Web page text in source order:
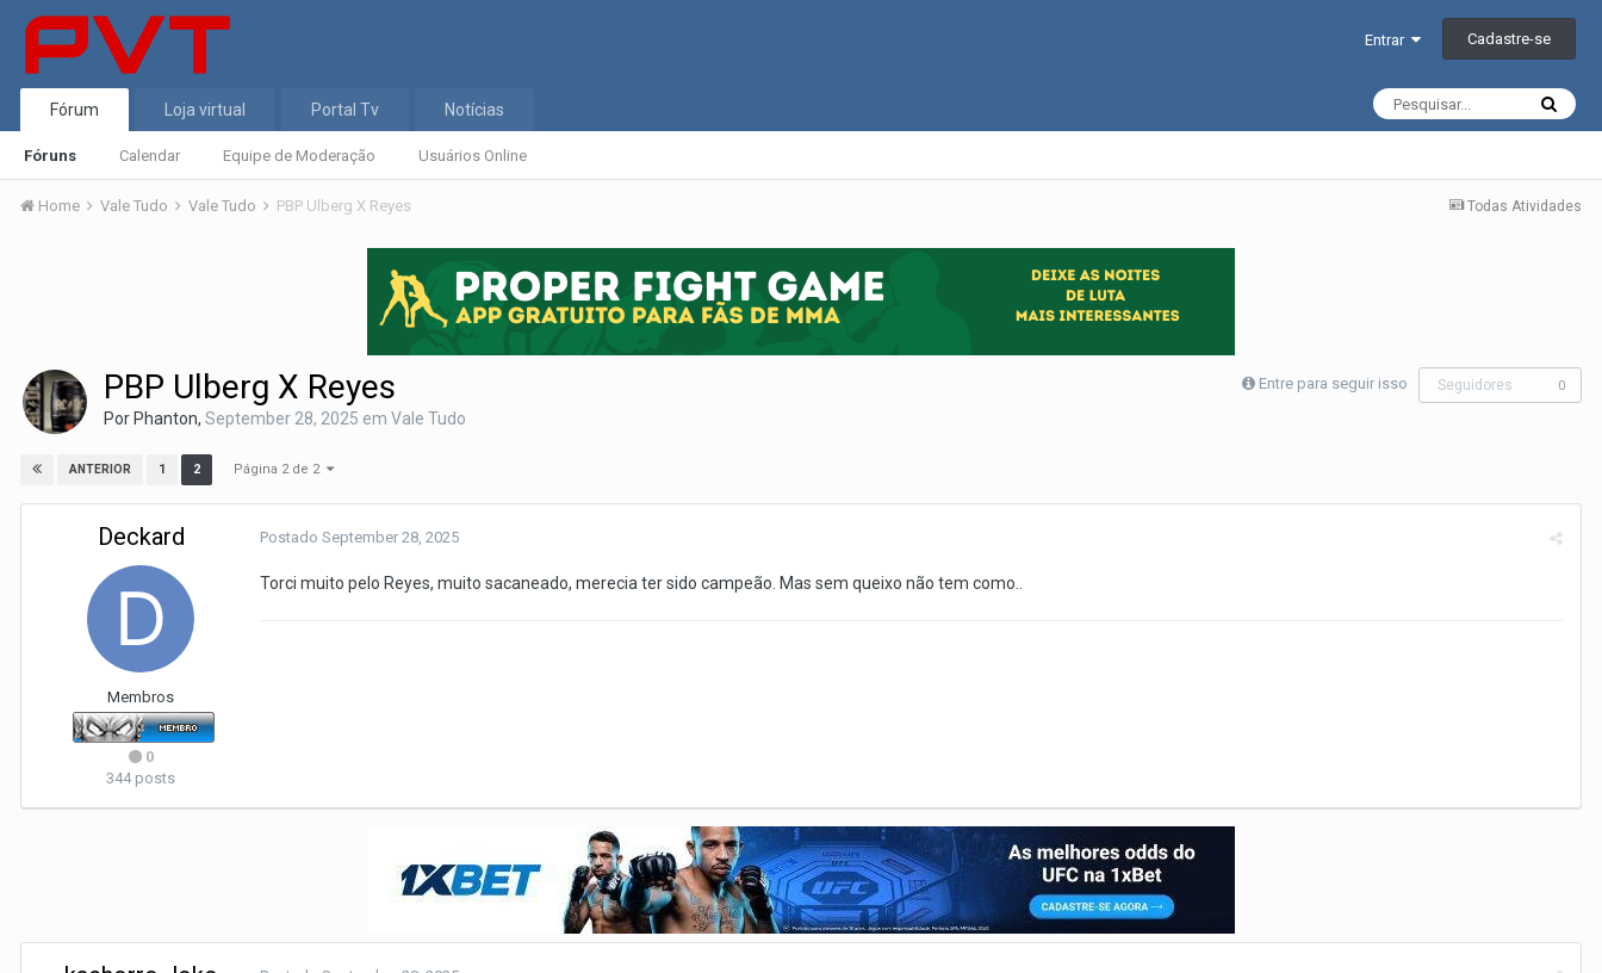
Entrar Cadastre-se
Fórum
Fóruns Calendar Equipe de Moderação Usuários Online
Loja virtual Portal Tv Notícias
Todas Atividades
Home Vale Tudo Vale Tudo PBP Ulberg X Reyes
Entre para seguir isso Seguidores 0
PBP Ulberg X Reyes
Por Phanton, September 28, 2025 em Vale Tudo
ANTERIOR 1 2 Página 2 de 2
Deckard
Membros
0
344 posts
Postado September 28, 2025
Torci muito pelo Reyes, muito sacaneado, merecia ter sido campeão. Mas sem queixo não tem como..